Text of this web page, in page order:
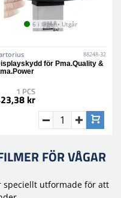
6 i lager • Utgår
88248-32
för Pma.Quality &
1 PCS
kr
FÖR VÅGAR
speciellt utformade för att